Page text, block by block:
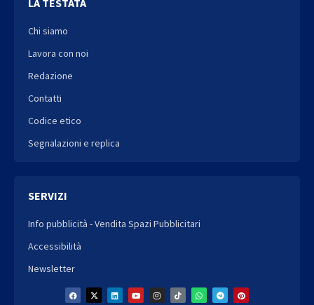
LA TESTATA
Chi siamo
Lavora con noi
Redazione
Contatti
Codice etico
Segnalazioni e replica
SERVIZI
Info pubblicità - Vendita Spazi Pubblicitari
Accessibilità
Newsletter